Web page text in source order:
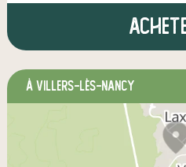
à Villers-lès-Nancy